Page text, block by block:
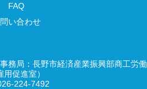
FAQ
い合わせ
務局：長野市経済産業振興部商工労働
用促進室）
224-7492